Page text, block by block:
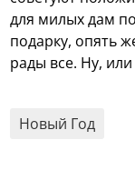
для милых дам
подарку, опять
рады все. Ну,
Новый Год